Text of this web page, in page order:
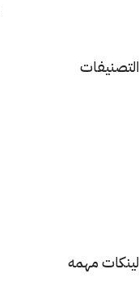
التصنيفات
لينكات مهمه